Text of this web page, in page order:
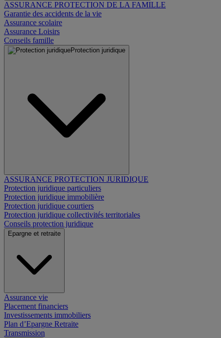
ASSURANCE PROTECTION DE LA FAMILLE
Garantie des accidents de la vie
Assurance scolaire
Assurance Loisirs
Conseils famille
Protection juridique
ASSURANCE PROTECTION JURIDIQUE
Protection juridique particuliers
Protection juridique immobilière
Protection juridique courtiers
Protection juridique collectivités territoriales
Conseils protection juridique
Epargne et retraite
Assurance vie
Placement financiers
Investissements immobiliers
Plan d’Epargne Retraite
Transmission